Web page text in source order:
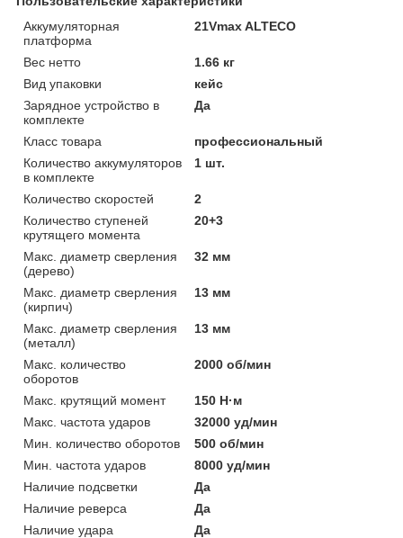
Аккумуляторная
платформа
21Vmax ALTECO
Вес нетто
1.66 кг
Вид упаковки
кейс
Зарядное устройство в
комплекте
Да
Класс товара
профессиональный
Количество аккумуляторов
в комплекте
1 шт.
Количество скоростей
2
Количество ступеней
крутящего момента
20+3
Макс. диаметр сверления
(дерево)
32 мм
Макс. диаметр сверления
(кирпич)
13 мм
Макс. диаметр сверления
(металл)
13 мм
Макс. количество
оборотов
2000 об/мин
Макс. крутящий момент
150 Н·м
Макс. частота ударов
32000 уд/мин
Мин. количество оборотов
500 об/мин
Мин. частота ударов
8000 уд/мин
Наличие подсветки
Да
Наличие реверса
Да
Наличие удара
Да